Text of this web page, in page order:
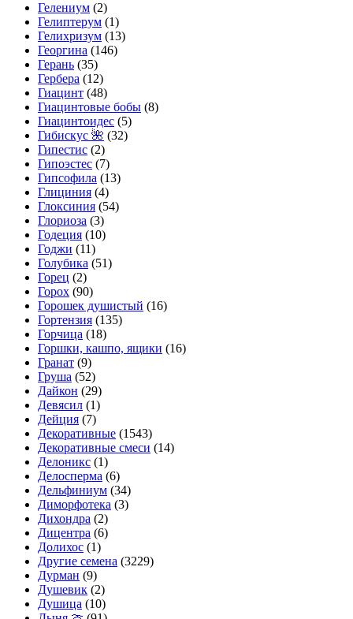
Гелениум (2)
Гелиптерум (1)
Гелихризум (13)
Георгина (146)
Герань (35)
Гербера (12)
Гиацинт (48)
Гиацинтовые бобы (8)
Гиацинтоидес (5)
Гибискус 🌺 (32)
Гипестис (2)
Гипоэстес (7)
Гипсофила (13)
Глициния (4)
Глоксиния (54)
Глориоза (3)
Годеция (10)
Годжи (11)
Голубика (51)
Горец (2)
Горох (90)
Горошек душистый (16)
Гортензия (135)
Горчица (18)
Горшки, кашпо, ящики (16)
Гранат (9)
Груша (52)
Дайкон (29)
Девясил (1)
Дейция (7)
Декоративные (1543)
Декоративные смеси (14)
Делоникс (1)
Делосперма (6)
Дельфиниум (34)
Диморфотека (3)
Дихондра (2)
Дицентра (6)
Долихос (1)
Другие семена (3229)
Дурман (9)
Душевик (2)
Душица (10)